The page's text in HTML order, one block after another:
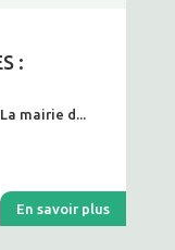
:
mairie d...
En savoir plus